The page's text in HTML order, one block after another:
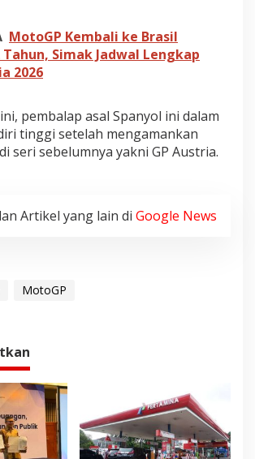
MotoGP Kembali ke Brasil
Simak Jadwal Lengkap
2026
pembalap asal Spanyol ini dalam
tinggi setelah mengamankan
seri sebelumnya yakni GP Austria.
Artikel yang lain di Google News
MotoGP